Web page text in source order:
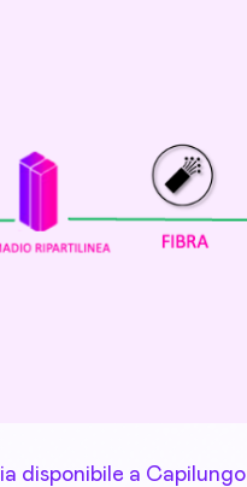
disponibile a Capilungo